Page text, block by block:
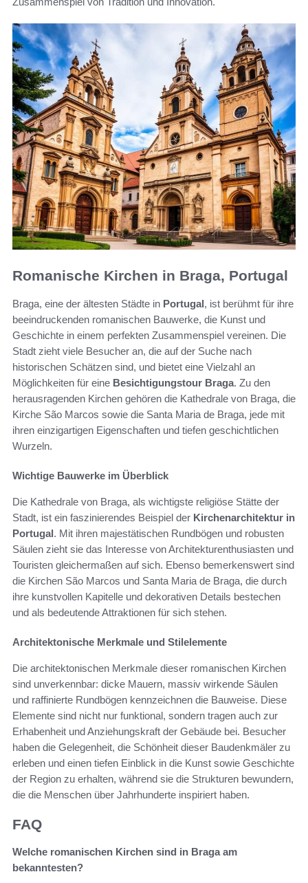
Romanische Kirchen in Braga, Portugal
Braga, eine der ältesten Städte in Portugal, ist berühmt für ihre
beeindruckenden romanischen Bauwerke, die Kunst und
Geschichte in einem perfekten Zusammenspiel vereinen. Die
Stadt zieht viele Besucher an, die auf der Suche nach
historischen Schätzen sind, und bietet eine Vielzahl an
Möglichkeiten für eine Besichtigungstour Braga. Zu den
herausragenden Kirchen gehören die Kathedrale von Braga, die
Kirche São Marcos sowie die Santa Maria de Braga, jede mit
ihren einzigartigen Eigenschaften und tiefen geschichtlichen
Wurzeln.
Wichtige Bauwerke im Überblick
Die Kathedrale von Braga, als wichtigste religiöse Stätte der
Stadt, ist ein faszinierendes Beispiel der Kirchenarchitektur in
Portugal. Mit ihren majestätischen Rundbögen und robusten
Säulen zieht sie das Interesse von Architekturenthusiasten und
Touristen gleichermaßen auf sich. Ebenso bemerkenswert sind
die Kirchen São Marcos und Santa Maria de Braga, die durch
ihre kunstvollen Kapitelle und dekorativen Details bestechen
und als bedeutende Attraktionen für sich stehen.
Architektonische Merkmale und Stilelemente
Die architektonischen Merkmale dieser romanischen Kirchen
sind unverkennbar: dicke Mauern, massiv wirkende Säulen
und raffinierte Rundbögen kennzeichnen die Bauweise. Diese
Elemente sind nicht nur funktional, sondern tragen auch zur
Erhabenheit und Anziehungskraft der Gebäude bei. Besucher
haben die Gelegenheit, die Schönheit dieser Baudenkmäler zu
erleben und einen tiefen Einblick in die Kunst sowie Geschichte
der Region zu erhalten, während sie die Strukturen bewundern,
die die Menschen über Jahrhunderte inspiriert haben.
FAQ
Welche romanischen Kirchen sind in Braga am
bekanntesten?